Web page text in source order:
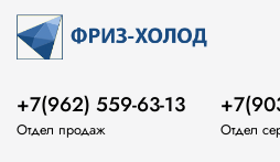
+7(962) 559-63-13
Отдел продаж Отдел